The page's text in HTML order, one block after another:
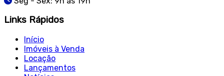
Links Rápidos
Início
Imóveis à Venda
Locação
Lançamentos